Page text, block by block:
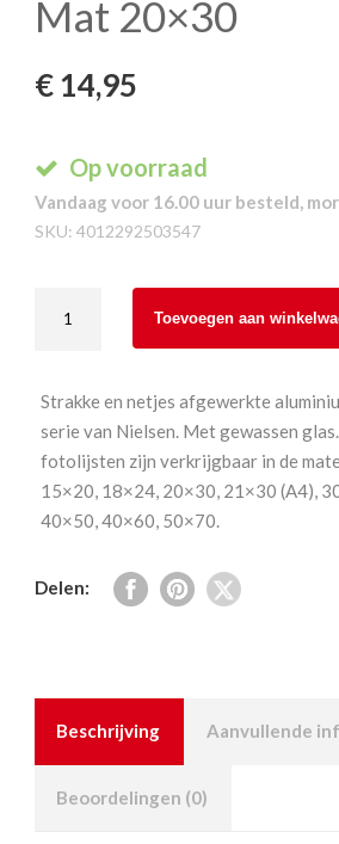
Mat 20×30
€ 14,95
Op voorraad
Vandaag voor 16.00 uur besteld,
SKU: 4012292503547
Accent
Mat
20x30
aantal
Toevoegen aan
Strakke en netjes afgewerkte
serie van Nielsen. Met gewassen
fotolijsten zijn verkrijgbaar in de
15×20, 18×24, 20×30, 21×30 (A4),
40×50, 40×60, 50×70.
Delen:
Beschrijving Aanvullende
Beoordelingen (0)